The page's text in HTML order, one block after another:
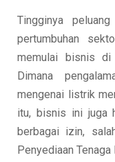
Tingginya
pertumbuhan
memulai bisnis di
Dimana
mengenai listrik
itu, bisnis ini juga
berbagai izin,
Penyediaan